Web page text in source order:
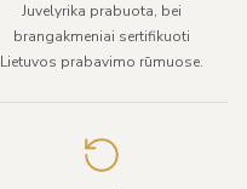
Juvelyrika prabuota, bei
brangakmeniai sertifikuoti
Lietuvos prabavimo rūmuose.